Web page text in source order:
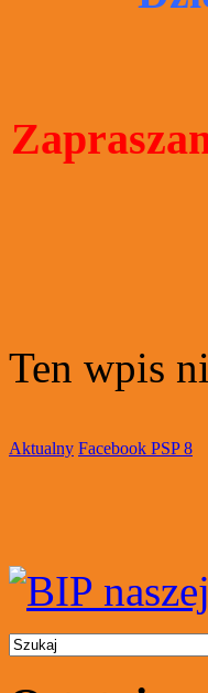
Ten wpis
Aktualny Facebook PSP 8